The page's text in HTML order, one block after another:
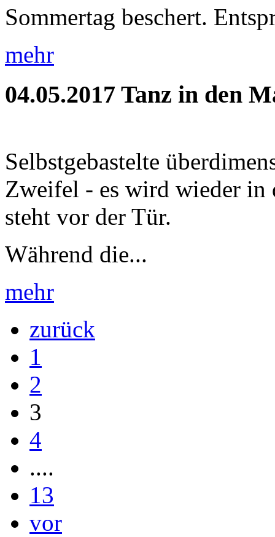
Sommertag beschert.
mehr
04.05.2017 Tanz in den
Selbstgebastelte
Zweifel - es wird wieder in
steht vor der Tür.
Während die...
mehr
zurück
1
2
3
4
....
13
vor